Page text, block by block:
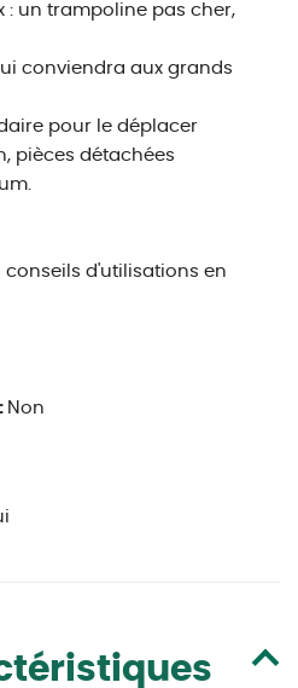
: un trampoline pas cher,
conviendra aux grands
pour le déplacer
pièces détachées
conseils d'utilisations en
Non